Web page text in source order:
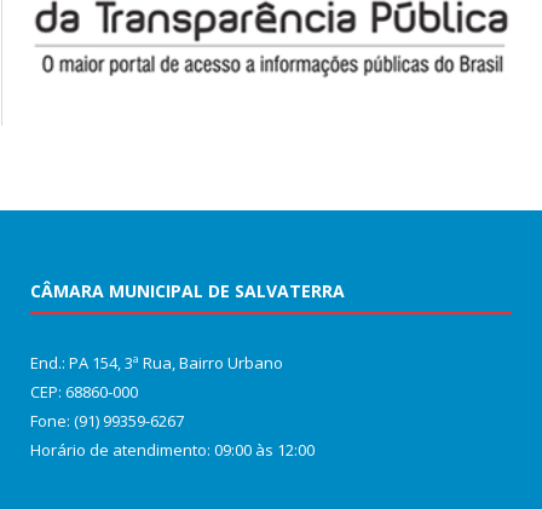
CÂMARA MUNICIPAL DE SALVATERRA
End.: PA 154, 3ª Rua, Bairro Urbano
CEP: 68860‑000
Fone: (91) 99359-6267
Horário de atendimento: 09:00 às 12:00